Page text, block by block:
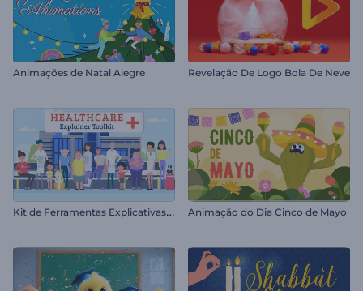
Animações de Natal Alegre Revelação De Logo Bola De Neve
K
it de Ferramentas Explicativas de Saúde Animação do Dia Cinco de Mayo